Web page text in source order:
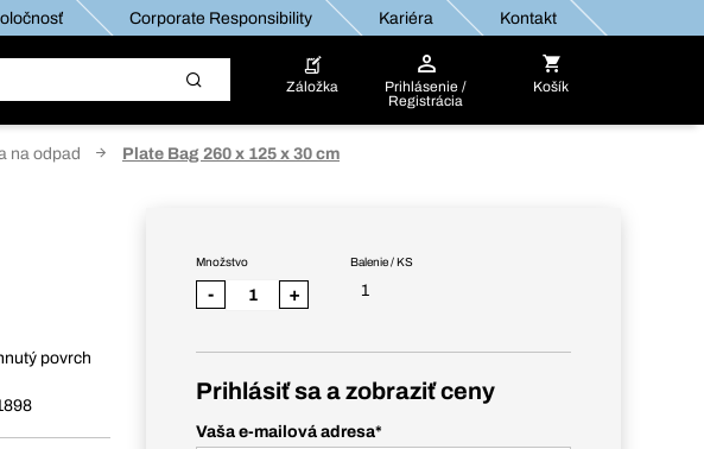
Corporate Responsibility Kariéra Kontakt
Záložka
Prihlásenie /
Registrácia
Košík
na odpad Plate Bag 260 x 125 x 30 cm
povrch
Balenie / KS
1
Množstvo
- +
Prihlásiť sa a zobraziť ceny
Vaša e-mailová adresa*